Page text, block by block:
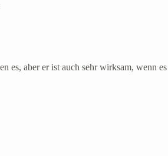
es, aber er ist auch sehr wirksam, wenn